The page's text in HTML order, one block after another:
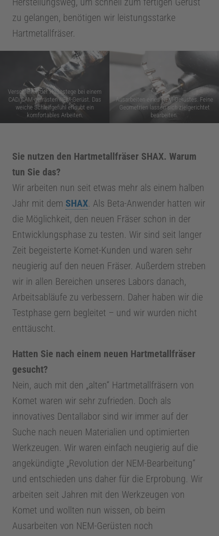
d
o
n
t
l
o
g
i
e
Z
h
n
t
e
c
h
zu gelangen, benötigen wir leistungsstarke
Hartmetallfräser.
Verschleifen der Haltestege bei einem
CAD/CAM-gefrästen NEM-Gerüst. Das
weiche Schleifgefühl erlaubt ein
komfortables Arbeiten.
Ausarbeiten eines NEM-Gerüstes. Feine
Geometrien lassen sich zielgerichtet
bearbeiten.
Sie nutzen den Hartmetallfräser SHAX. Warum
tun Sie das?
Wir arbeiten nun seit etwas mehr als einem halben
Jahr mit dem SHAX. Als Beta-Anwender hatten wir
die Möglichkeit, den neuen Fräser schon in der
Entwicklungsphase zu testen. Wir sind seit langer
Zeit begeisterte Komet-Kunden und waren sehr
neugierig auf den neuen Fräser. Außerdem streben
wir in allen Bereichen unseres Labors danach,
Arbeitsabläufe zu verbessern. Daher haben wir die
Testphase gern begleitet – und wir wurden nicht
enttäuscht.
Hatten Sie nach einem neuen Hartmetallfräser
gesucht?
Nein, auch mit den „alten“ Hartmetallfräsern von
Komet waren wir sehr zufrieden. Doch als
innovatives Dentallabor sind wir immer auf der
Suche nach neuen Materialien und optimierten
Werkzeugen. Wir waren einfach neugierig auf die
angekündigte „Revolution der NEM-Bearbeitung“
und entschieden uns daher für die Erprobung. Wir
arbeiten seit Jahren mit den Werkzeugen von
Komet und wollten nun wissen, ob beim
Ausarbeiten von NEM-Gerüsten noch